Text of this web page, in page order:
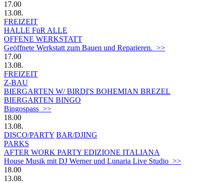
17.00
13.08.
FREIZEIT
HALLE FüR ALLE
OFFENE WERKSTATT
Geöffnete Werkstatt zum Bauen und Reparieren. >>
17.00
13.08.
FREIZEIT
Z-BAU
BIERGARTEN W/ BIRDI'S BOHEMIAN BREZEL
BIERGARTEN BINGO
Bingospass >>
18.00
13.08.
DISCO/PARTY BAR/DJING
PARKS
AFTER WORK PARTY EDIZIONE ITALIANA
House Musik mit DJ Werner und Lunaria Live Studio >>
18.00
13.08.